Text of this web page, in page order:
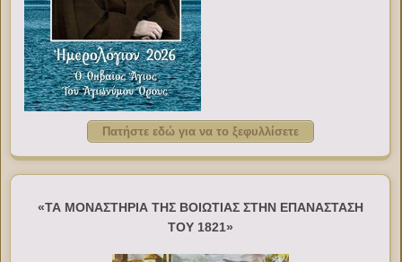
Πατήστε εδώ για να το ξεφυλλίσετε
«ΤΑ ΜΟΝΑΣΤΗΡΙΑ ΤΗΣ ΒΟΙΩΤΙΑΣ ΣΤΗΝ ΕΠΑΝΑΣΤΑΣΗ
ΤΟΥ 1821»